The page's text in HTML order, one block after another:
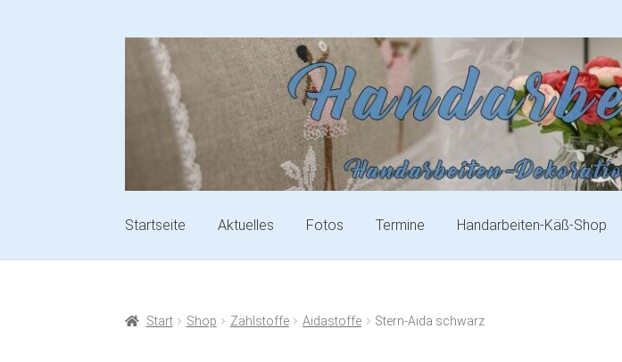
Startseite Aktuelles Fotos Termine Handarbeiten-Käß-Shop
Start Shop Zählstoffe Aidastoffe Stern-Aida schwarz